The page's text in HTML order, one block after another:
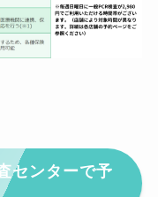
センターで予